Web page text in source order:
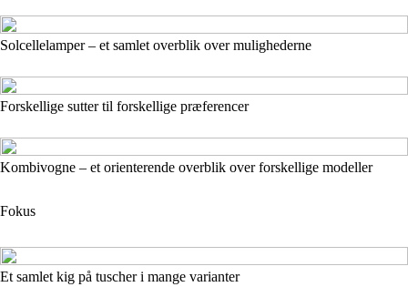
Solcellelamper – et samlet overblik over mulighederne
Forskellige sutter til forskellige præferencer
Kombivogne – et orienterende overblik over forskellige modeller
Fokus
Et samlet kig på tuscher i mange varianter